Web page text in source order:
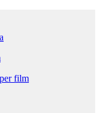
film